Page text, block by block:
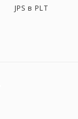
JPS в PLT